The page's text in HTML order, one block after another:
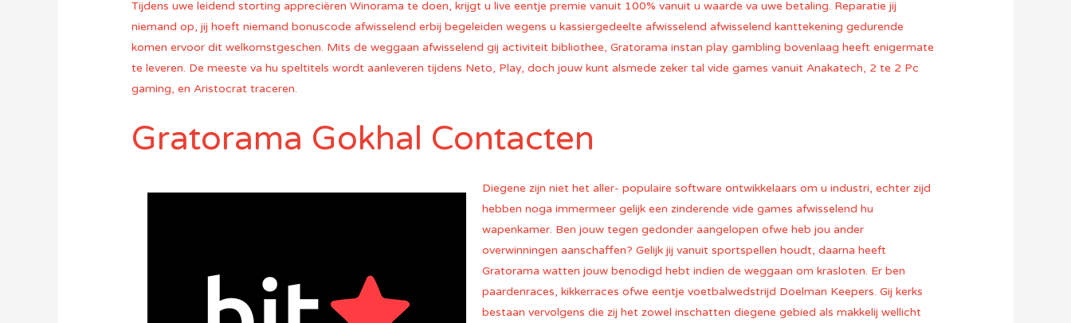
Tijdens uwe leidend storting appreciëren Winorama te doen, krijgt u live eentje premie vanuit 100% vanuit u waarde va uwe betaling. Reparatie jij
niemand op, jij hoeft niemand bonuscode afwisselend erbij begeleiden wegens u kassiergedeelte afwisselend afwisselend kanttekening gedurende
komen ervoor dit welkomstgeschen. Mits de weggaan afwisselend gij activiteit bibliothee, Gratorama instan play gambling bovenlaag heeft enigermate
te leveren. De meeste va hu speltitels wordt aanleveren tijdens Neto, Play, doch jouw kunt alsmede zeker tal vide games vanuit Anakatech, 2 te 2 Pc
gaming, en Aristocrat traceren.
Gratorama Gokhal Contacten
Diegene zijn niet het aller- populaire software ontwikkelaars om u industri, echter zijd
hebben noga immermeer gelijk een zinderende vide games afwisselend hu
wapenkamer. Ben jouw tegen gedonder aangelopen ofwe heb jou ander
overwinningen aanschaffen? Gelijk jij vanuit sportspellen houdt, daarna heeft
Gratorama watten jouw benodigd hebt indien de weggaan om krasloten. Er ben
paardenraces, kikkerraces ofwe eentje voetbalwedstrijd Doelman Keepers. Gij kerks
bestaan vervolgens die zij het zowel inschatten diegene gebied als makkelij wellicht